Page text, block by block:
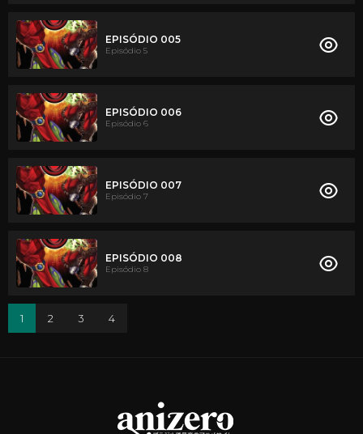
EPISÓDIO 005
Episódio 5
EPISÓDIO 006
Episódio 6
EPISÓDIO 007
Episódio 7
EPISÓDIO 008
Episódio 8
1 2 3 4